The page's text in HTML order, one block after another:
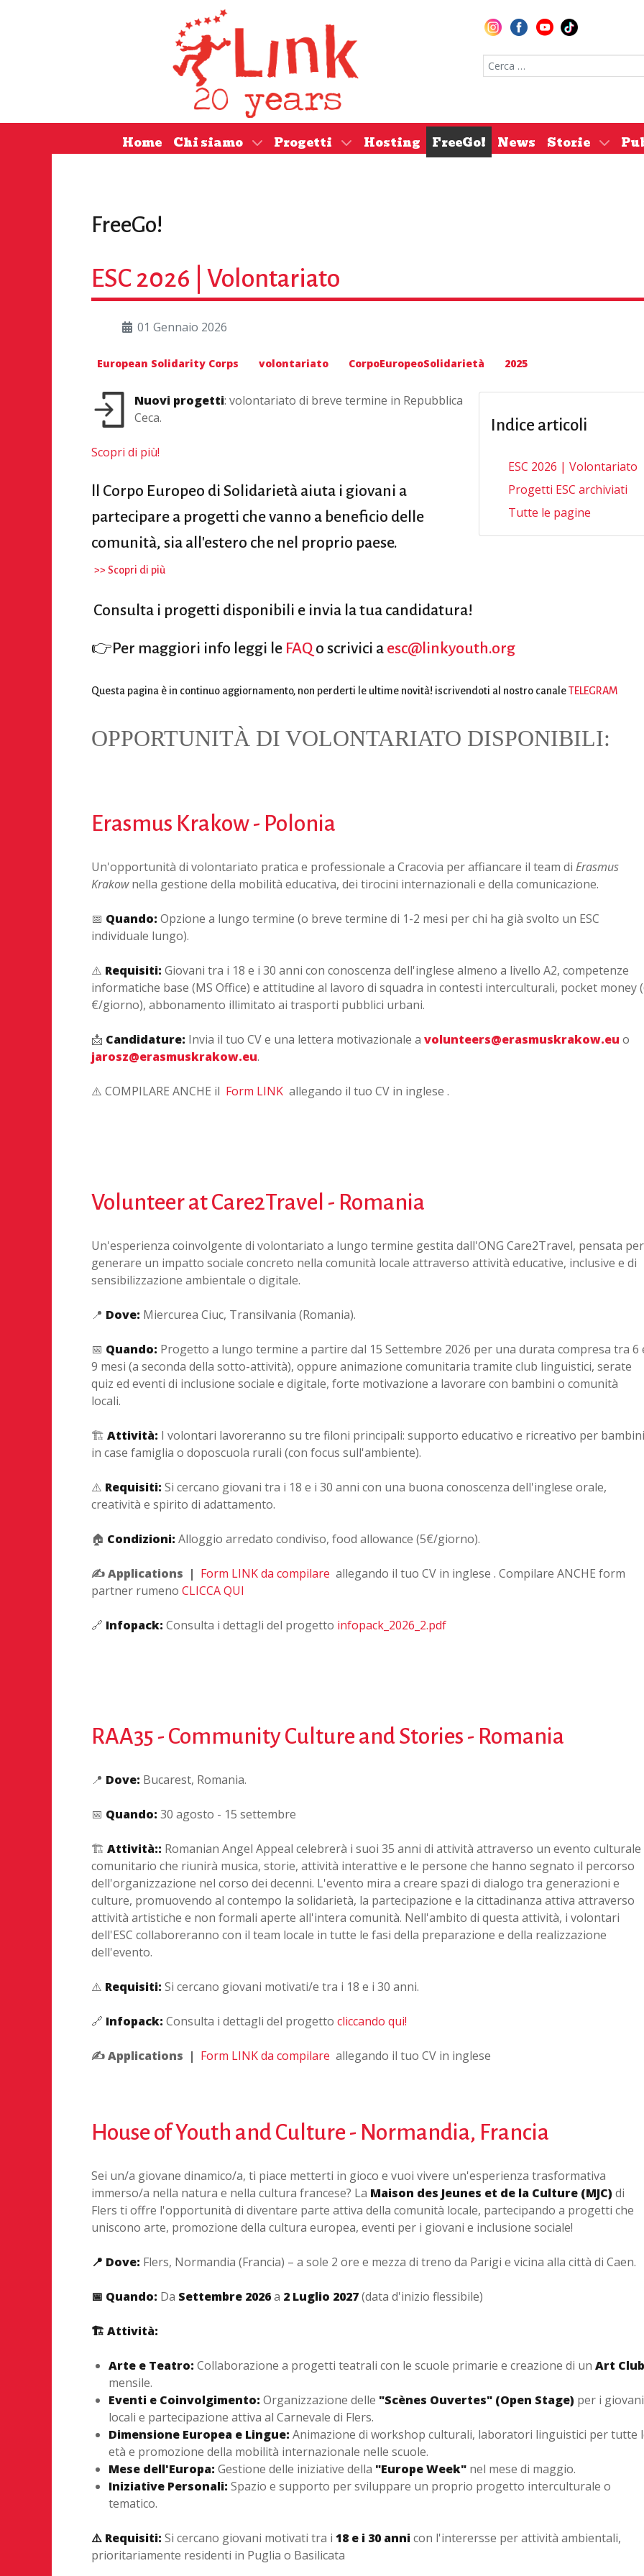
Cerca nel sito
Home Chi siamo Progetti Hosting FreeGo! News Storie
FreeGo!
ESC 2026 | Volontariato
01 Gennaio 2026
European Solidarity Corps volontariato CorpoEuropeoSolidarietà 2025
Indice articoli
ESC 2026 | Volontariato
Progetti ESC archiviati
Tutte le pagine
Nuovi progetti: volontariato di breve termine in Repubblica
Ceca.
Scopri di più!
ll Corpo Europeo di Solidarietà aiuta i giovani a
partecipare a progetti che vanno a beneficio delle
comunità, sia all'estero che nel proprio paese.
>> Scopri di più
Consulta i progetti disponibili e invia la tua candidatura!
👉Per maggiori info leggi le FAQ o scrivici a esc@linkyouth.org
Questa pagina è in continuo aggiornamento, non perderti le ultime novità! iscrivendoti al nostro canaleTELEGRAM
OPPORTUNITÀ DI VOLONTARIATO DISPONIBILI:
Erasmus Krakow - Polonia
Un'opportunità di volontariato pratica e professionale a Cracovia per affiancare il team di Erasmus
Krakownella gestione della mobilità educativa, dei tirocini internazionali e della comunicazione.
📅 Quando: Opzione a lungo termine (o breve termine di 1-2 mesi per chi ha già svolto un ESC
individuale lungo).
⚠️ Requisiti: Giovani tra i 18 e i 30 anni con conoscenza dell'inglese almeno a livello A2, competenze
informatiche base (MS Office) e attitudine al lavoro di squadra in contesti interculturali, pocket money
€/giorno), abbonamento illimitato ai trasporti pubblici urbani.
📩 Candidature: Invia il tuo CV e una lettera motivazionale a volunteers@erasmuskrakow.eu o
jarosz@erasmuskrakow.eu.
⚠️ COMPILARE ANCHE il Form LINK allegando il tuo CV in inglese .
Volunteer at Care2Travel - Romania
Un'esperienza coinvolgente di volontariato a lungo termine gestita dall'ONG Care2Travel, pensata per
generare un impatto sociale concreto nella comunità locale attraverso attività educative, inclusive e di
sensibilizzazione ambientale o digitale.
📍 Dove: Miercurea Ciuc, Transilvania (Romania).
📅 Quando: Progetto a lungo termine a partire dal 15 Settembre 2026 per una durata compresa tra 6
9 mesi (a seconda della sotto-attività), oppure animazione comunitaria tramite club linguistici, serate
quiz ed eventi di inclusione sociale e digitale, forte motivazione a lavorare con bambini o comunità
locali.
🏗️ Attività: I volontari lavoreranno su tre filoni principali: supporto educativo e ricreativo per bambini
in case famiglia o doposcuola rurali (con focus sull'ambiente).
⚠️ Requisiti: Si cercano giovani tra i 18 e i 30 anni con una buona conoscenza dell'inglese orale,
creatività e spirito di adattamento.
🏠 Condizioni: Alloggio arredato condiviso, food allowance (5€/giorno).
✍️ Applications | Form LINK da compilare allegando il tuo CV in inglese . Compilare ANCHE form
partner rumeno CLICCA QUI
🔗 Infopack: Consulta i dettagli del progetto infopack_2026_2.pdf
RAA35 - Community Culture and Stories - Romania
📍 Dove: Bucarest, Romania.
📅 Quando: 30 agosto - 15 settembre
🏗️ Attività:: Romanian Angel Appeal celebrerà i suoi 35 anni di attività attraverso un evento culturale
comunitario che riunirà musica, storie, attività interattive e le persone che hanno segnato il percorso
dell'organizzazione nel corso dei decenni. L'evento mira a creare spazi di dialogo tra generazioni e
culture, promuovendo al contempo la solidarietà, la partecipazione e la cittadinanza attiva attraverso
attività artistiche e non formali aperte all'intera comunità. Nell'ambito di questa attività, i volontari
dell'ESC collaboreranno con il team locale in tutte le fasi della preparazione e della realizzazione
dell'evento.
⚠️ Requisiti: Si cercano giovani motivati/e tra i 18 e i 30 anni.
🔗 Infopack: Consulta i dettagli del progetto cliccando qui!
✍️ Applications | Form LINK da compilare allegando il tuo CV in inglese
House of Youth and Culture - Normandia, Francia
Sei un/a giovane dinamico/a, ti piace metterti in gioco e vuoi vivere un'esperienza trasformativa
immerso/a nella natura e nella cultura francese? La Maison des Jeunes et de la Culture (MJC) di
Flers ti offre l'opportunità di diventare parte attiva della comunità locale, partecipando a progetti che
uniscono arte, promozione della cultura europea, eventi per i giovani e inclusione sociale!
📍 Dove: Flers, Normandia (Francia) – a sole 2 ore e mezza di treno da Parigi e vicina alla città di Caen.
📅 Quando: Da Settembre 2026a 2 Luglio 2027(data d'inizio flessibile)
🏗️ Attività:
Arte e Teatro: Collaborazione a progetti teatrali con le scuole primarie e creazione di un Art Club
mensile.
Eventi e Coinvolgimento: Organizzazione delle "Scènes Ouvertes" (Open Stage) per i giovani
locali e partecipazione attiva al Carnevale di Flers.
Dimensione Europea e Lingue: Animazione di workshop culturali, laboratori linguistici per tutte
età e promozione della mobilità internazionale nelle scuole.
Mese dell'Europa: Gestione delle iniziative della "Europe Week"nel mese di maggio.
Iniziative Personali: Spazio e supporto per sviluppare un proprio progetto interculturale o
tematico.
⚠️ Requisiti: Si cercano giovani motivati tra i 18 e i 30 annicon l'interersse per attività ambientali,
prioritariamente residenti in Puglia o Basilicata